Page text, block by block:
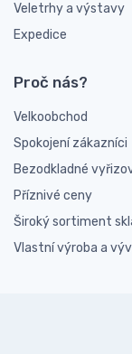
Veletrhy a výstavy
Expedice
Proč nás?
Velkoobchod
Spokojení zákazníci
Bezodkladné
Příznivé ceny
Široký sortiment
Vlastní výroba a